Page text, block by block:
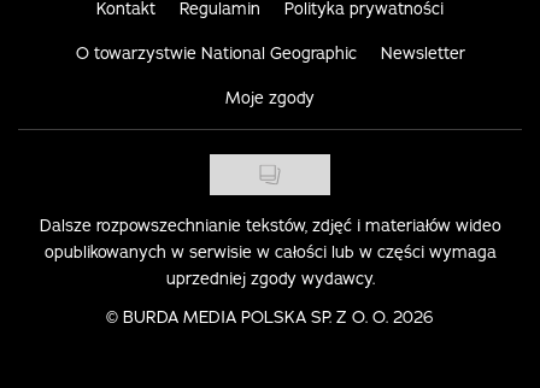
Kontakt Regulamin Polityka prywatności
O towarzystwie National Geographic Newsletter
Moje zgody
Dalsze rozpowszechnianie tekstów, zdjęć i materiałów wideo
opublikowanych w serwisie w całości lub w części wymaga
uprzedniej zgody wydawcy.
© BURDA MEDIA POLSKA SP. Z O. O. 2026